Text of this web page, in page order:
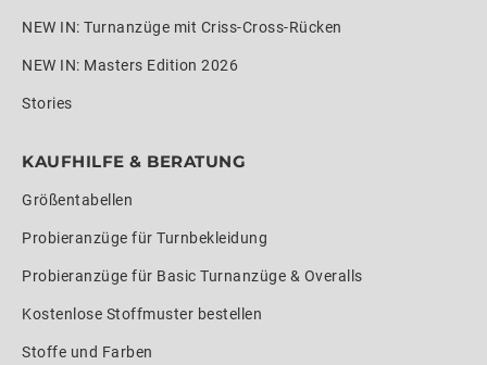
NEW IN: Turnanzüge mit Criss-Cross-Rücken
NEW IN: Masters Edition 2026
Stories
KAUFHILFE & BERATUNG
Größentabellen
Probieranzüge für Turnbekleidung
Probieranzüge für Basic Turnanzüge & Overalls
Kostenlose Stoffmuster bestellen
Stoffe und Farben